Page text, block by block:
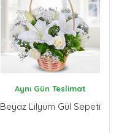
Aynı Gün Teslimat
Beyaz Lilyum Gül Sepeti